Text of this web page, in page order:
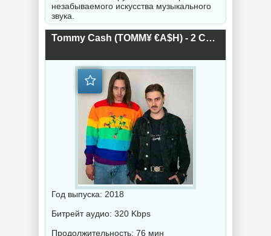
незабываемого искусства музыкального
звука.
Tommy Cash (TOMM¥ €A$H) - 2 CDr Альбома (2018) торрент
Год выпуска: 2018
Битрейт аудио: 320 Kbps
Продолжительность: 76 мин